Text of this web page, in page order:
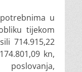
u
tijekom
714.915,22
kn,